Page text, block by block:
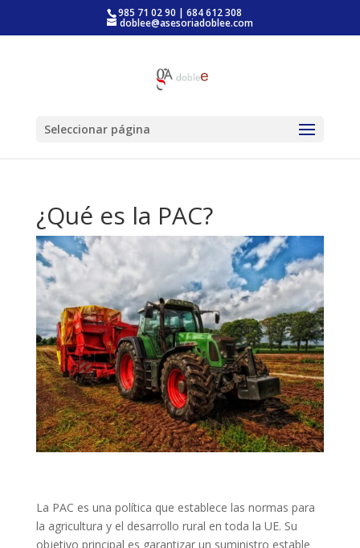
985 71 02 90 | 684 612 308
doblee@asesoriadoblee.com
Seleccionar página
¿Qué es la PAC?
La PAC es una política que establece las normas para
la agricultura y el desarrollo rural en toda la UE. Su
objetivo principal es garantizar un suministro estable